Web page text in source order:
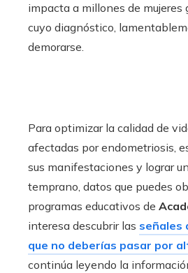
impacta a millones de mujeres
cuyo diagnóstico,
demorarse.
Para optimizar la calidad de
afectadas por endometriosis,
sus manifestaciones y lograr
temprano, datos que puedes
programas educativos de
interesa descubrir las señales
que no deberías pasar por
continúa leyendo la